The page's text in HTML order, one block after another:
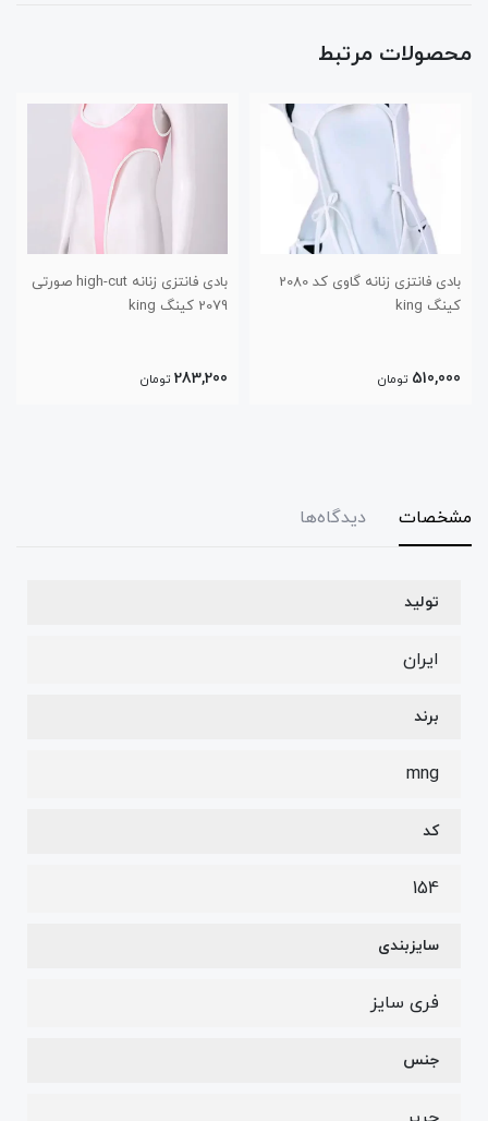
محصولات مرتبط
بادی فانتزی زنانه گاوی کد 2080
کینگ king
510,000 تومان
بادی فانتزی زنانه high-cut صورتی
2079 کینگ king
283,200 تومان
مشخصات دیدگاه‌ها
تولید
ایران
برند
mng
کد
154
سایزبندی
فری سایز
جنس